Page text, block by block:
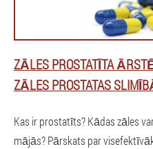
ZĀLES PROSTATĪTA
ZĀLES PROSTATAS
Kas ir prostatīts? Kādas zāles
mājās? Pārskats par